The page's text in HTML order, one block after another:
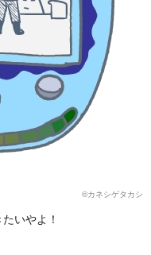
©カネシゲタカシ
いやよ！